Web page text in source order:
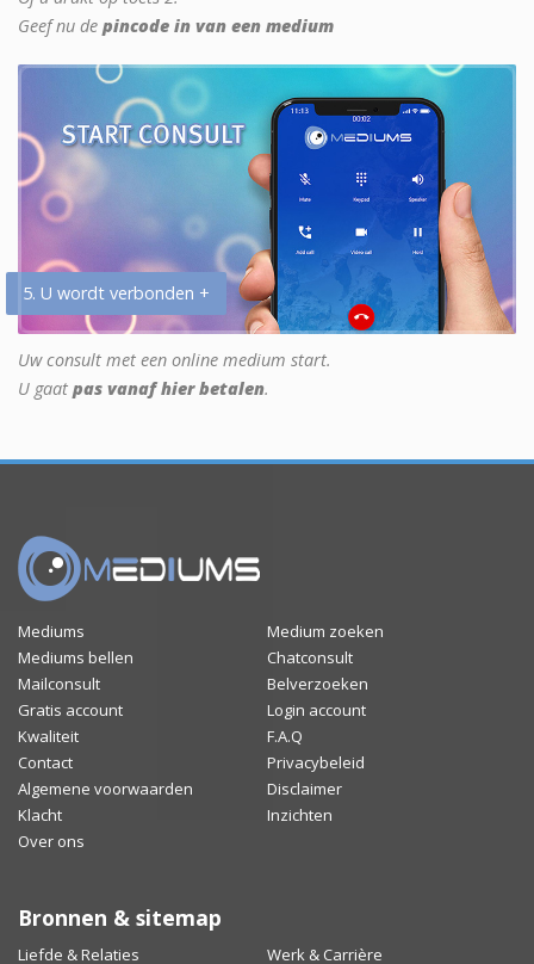
Geef nu de pincode in van een medium
5. U wordt verbonden +
Uw consult met een online medium start.
U gaat pas vanaf hier betalen.
Mediums
Medium zoeken
Mediums bellen
Chatconsult
Mailconsult
Belverzoeken
Gratis account
Login account
Kwaliteit
F.A.Q
Contact
Privacybeleid
Algemene voorwaarden
Disclaimer
Klacht
Inzichten
Over ons
Bronnen & sitemap
Liefde & Relaties Werk & Carrière